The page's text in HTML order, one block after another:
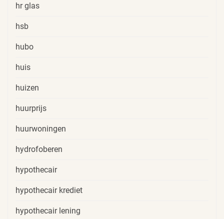
hr glas
hsb
hubo
huis
huizen
huurprijs
huurwoningen
hydrofoberen
hypothecair
hypothecair krediet
hypothecair lening